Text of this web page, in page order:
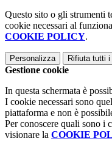
Questo sito o gli strumenti
cookie necessari al
COOKIE POLICY.
Personalizza Rifiuta tutti i
Gestione cookie
In questa schermata è
I cookie necessari sono
piattaforma e non è
Per conoscere quali sono i
visionare la COOKIE